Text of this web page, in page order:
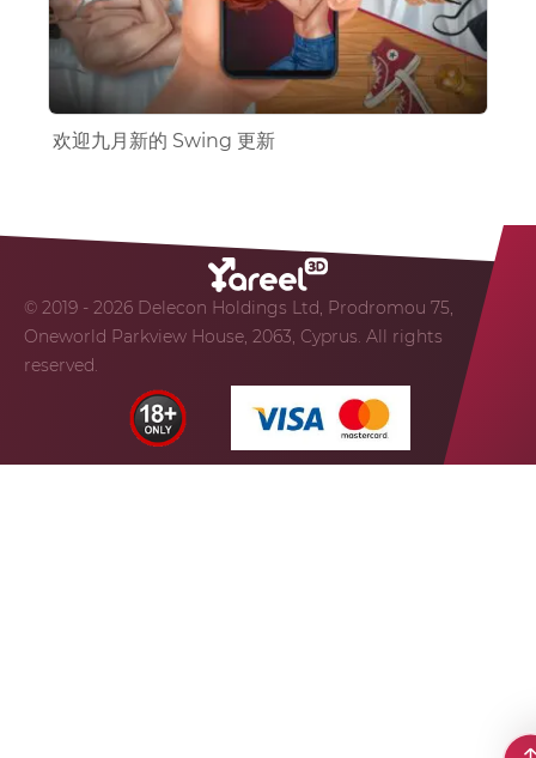
欢迎九月新的 Swing 更新
© 2019 - 2026 Delecon Holdings Ltd, Prodromou 75,
Oneworld Parkview House, 2063, Cyprus. All rights
reserved.